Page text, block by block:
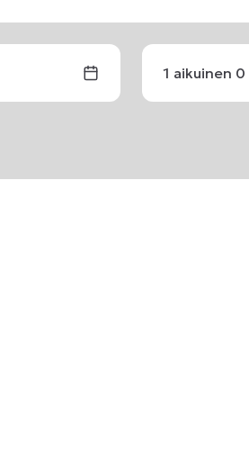
1 aikuinen 0